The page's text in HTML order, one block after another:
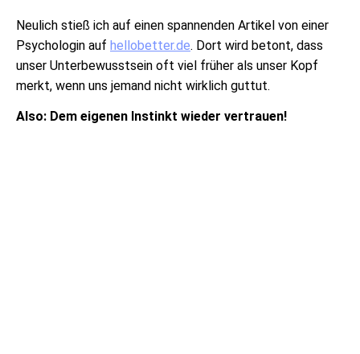
Neulich stieß ich auf einen spannenden Artikel von einer
Psychologin auf hellobetter.de. Dort wird betont, dass
unser Unterbewusstsein oft viel früher als unser Kopf
merkt, wenn uns jemand nicht wirklich guttut.
Also: Dem eigenen Instinkt wieder vertrauen!